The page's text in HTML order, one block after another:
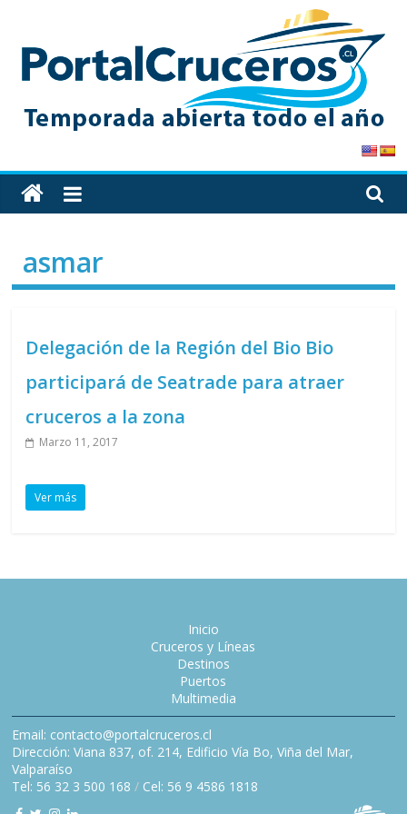
content
PortalCruceros
Toda
la
de
cruceros
solo
asmar
Delegación de la Región del Bio Bio
participará de Seatrade para atraer
cruceros a la zona
Marzo 11, 2017
Ver más
Inicio
Cruceros y Líneas
Destinos
Puertos
Multimedia
Email: contacto@portalcruceros.cl
Dirección: Viana 837, of. 214, Edificio Vía Bo, Viña del Mar,
Valparaíso
Tel: 56 32 3 500 168 / Cel: 56 9 4586 1818